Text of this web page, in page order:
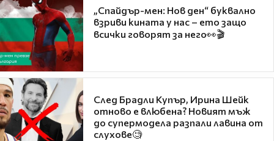
„Спайдър-мен: Нов ден“ буквално
взриви кината у нас – ето защо
всички говорят за него👀🎬
След Брадли Купър, Ирина Шейк
отново е влюбена? Новият мъж
до супермодела разпали лавина от
слухове🧐